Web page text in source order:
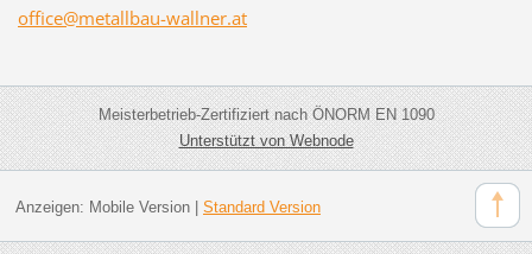
office@metallbau-wallner.at
Meisterbetrieb-Zertifiziert nach ÖNORM EN 1090
Unterstützt von Webnode
Anzeigen: Mobile Version| Standard Version